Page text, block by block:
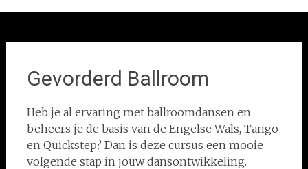
Gevorderd Ballroom
Heb je al ervaring met ballroomdansen en
beheers je de basis van de Engelse Wals, Tango
en Quickstep? Dan is deze cursus een mooie
volgende stap in jouw dansontwikkeling.